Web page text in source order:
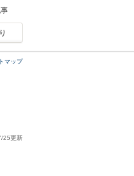
マップ
25更新